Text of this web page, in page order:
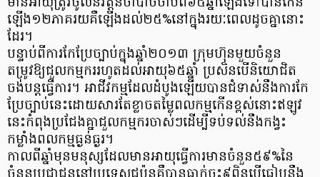
ឡើង១២ភាគរយគឺឡើងដល់២៥%នៅក្នុងរយៈពេលដូចគ្នានោះ
ដែរ។
បន្ទាប់ពីការកែប្រែច្បាប់ក្នុងឆ្នាំ២០១៣ ក្រុមហ៊ុនមួយចំនួន
តម្រូវឱ្យជួលកម្មកររហូតដល់អាយុ៦៥ឆ្នាំ ប្រសិនបើនិយោជិត
ចង់បន្តធ្វើការ។ អាជីវកម្មដែលដំបូងឡើយបានជំទាស់នឹងការកែ
ប្រែច្បាប់នេះដោយសារតែខ្លាចតម្លៃពលកម្មកើនខ្ពស់នោះឥឡូវ
នេះកំពុងប្រជែងគ្នាជួលកម្មករចាស់ៗដើម្បីទប់ទល់នឹងកង្វះ
កម្លាំងពលកម្មធ្ងន់ធ្ងរ។
កាលពីឆ្នាំមុនមនុស្សដែលមានអាយុធ្វើការមានចំនួន៥៩%នៃ